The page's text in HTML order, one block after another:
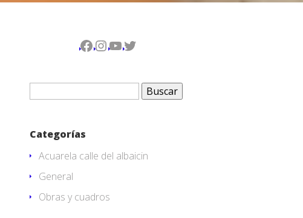
Facebook
Instagram
YouTube
Twitter
Buscar:
Categorías
Acuarela calle del albaicin
General
Obras y cuadros